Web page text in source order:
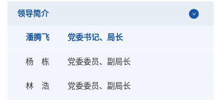
领导简介
潘腾飞 党委书记、局长
杨 栋 党委委员、副局长
林 浩 党委委员、副局长